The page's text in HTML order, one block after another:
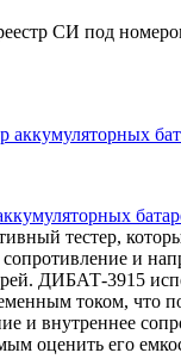
СИ под
тестер,
и
ДИБАТ-3915
током, что
и внутреннее
оценить его